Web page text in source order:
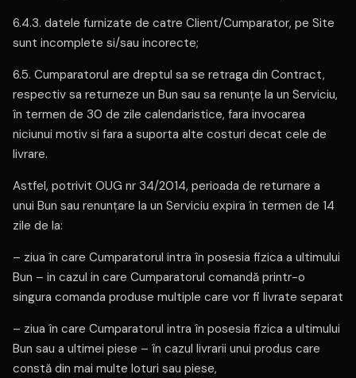
6.4.3. datele furnizate de catre Client/Cumparator, pe Site
sunt incomplete si/sau incorecte;
6.5. Cumparatorul are dreptul sa se retraga din Contract,
respectiv sa returneze un Bun sau sa renunțe la un Serviciu,
în termen de 30 de zile calendaristice, fara invocarea
niciunui motiv si fara a suporta alte costuri decat cele de
livrare.
Astfel, potrivit OUG nr 34/2014, perioada de returnare a
unui Bun sau renunțare la un Serviciu expira în termen de 14
zile de la:
– ziua în care Cumparatorul intra în posesia fizica a ultimului
Bun – in cazul in care Cumparatorul comandă printr-o
singura comanda produse multiple care vor fi livrate separat
– ziua în care Cumparatorul intra în posesia fizica a ultimului
Bun sau a ultimei piese – în cazul livrarii unui produs care
constă din mai multe loturi sau piese,